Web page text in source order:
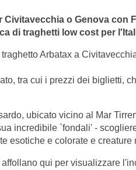
Civitavecchia o Genova con
di traghetti low cost per
Arbatax a
tra cui i prezzi dei biglietti,
ubicato vicino al Mar
incredibile `fondali' -
esotiche e colorate e creature
qui per visualizzare